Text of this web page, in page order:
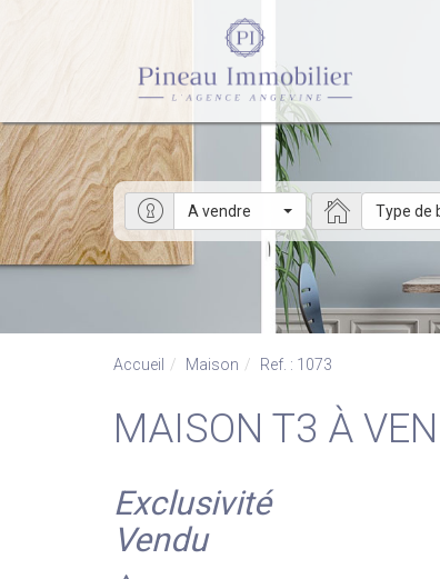
A vendre Type de
Accueil Maison Ref. : 1073
MAISON T3 À
Exclusivité
Vendu